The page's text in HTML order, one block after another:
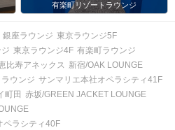
有楽町リゾートラウンジ
銀座ラウンジ 東京ラウンジ5F
東京ラウンジ4F 有楽町ラウンジ
比寿アネックス 新宿/OAK LOUNGE
ウンジ サンマリエ本社オペラシティ41F
町田 赤坂/GREEN JACKET LOUNGE
ペラシティ40F